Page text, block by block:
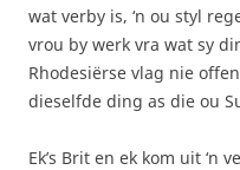
wat verby is, ‘n ou styl
vrou by werk vra wat sy
Rhodesiërse vlag nie
dieselfde ding as die ou
Ek’s Brit en ek kom uit ‘n